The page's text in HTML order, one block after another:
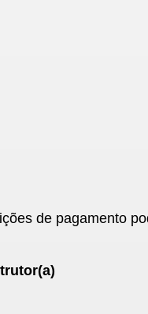
de pagamento